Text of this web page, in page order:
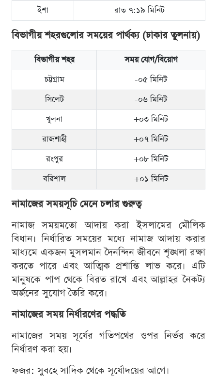
ইশা
রাত ৭:১৯ মিনিট
বিভাগীয় শহরগুলোর সময়ের পার্থক্য (ঢাকার তুলনায়)
বিভাগীয় শহর
সময় যোগ/বিয়োগ
চট্টগ্রাম
-০৫ মিনিট
সিলেট
-০৬ মিনিট
খুলনা
+০৩ মিনিট
রাজশাহী
+০৭ মিনিট
রংপুর
+০৮ মিনিট
বরিশাল
+০১ মিনিট
নামাজের সময়সূচি মেনে চলার গুরুত্ব
নামাজ সময়মতো আদায় করা ইসলামের মৌলিক
বিধান। নির্ধারিত সময়ের মধ্যে নামাজ আদায় করার
মাধ্যমে একজন মুসলমান দৈনন্দিন জীবনে শৃঙ্খলা রক্ষা
করতে পারে এবং আত্মিক প্রশান্তি লাভ করে। এটি
মানুষকে পাপ থেকে বিরত রাখে এবং আল্লাহর নৈকট্য
অর্জনের সুযোগ তৈরি করে।
নামাজের সময় নির্ধারণের পদ্ধতি
নামাজের সময় সূর্যের গতিপথের ওপর নির্ভর করে
নির্ধারণ করা হয়।
ফজর: সুবহে সাদিক থেকে সূর্যোদয়ের আগে।